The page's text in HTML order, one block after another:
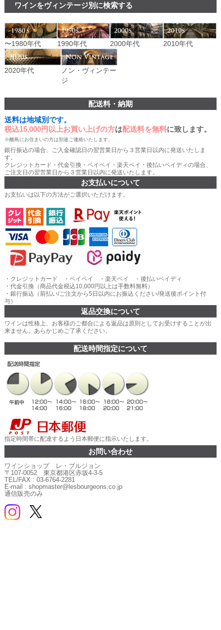
ワインをヴィンテージ別に検索する
〜1980年代 1990年代 2000年代 2010年代
2020年代
ノン・ヴィンテー
ジ
配送料・納期
送料は地域別です。
税込15,000円以上お買い上げの方は配送料を無料に致します。
※離島にお住まいの方は別途ご連絡いたします。
銀行振込の場合、ご入金確認日の翌営業日から３営業日以内に発送いたしま
す。
クレジットカード・代金引換・ペイペイ・楽天ペイ・後払いペイディの場合、
ご注文日の翌営業日から３営業日以内に発送いたします。
お支払いについて
お支払いは以下の方法がご選択いただけます。
・クレジットカード ・ペイペイ ・楽天ペイ ・後払いペイディ
・代金引換（商品代金税込10,000円以上は手数料無料）
・銀行振込（前払い/ご注文から5日以内にお振込ください/発送後ポイント付
与）
返品交換について
ワインは性格上、お客様のご都合による返品は原則としてお受けすることが出
来ません。あらかじめご了承ください。
配送時間指定について
指定時間帯に配達するよう日本郵便に指示いたします。
お問い合わせ
ワインショップ レ・ブルジョン
〒107-0052 東京都港区赤坂4-3-5
TEL/FAX : 03-6764-2281
E-mail : shopmaster@lesbourgeons.co.jp
通信販売のみ